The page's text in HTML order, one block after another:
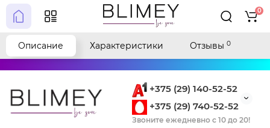
+375 (29) 140-52-52
+375 (29) 740-52-52
Звоните ежедневно с 10 до 20!
0
Описание Характеристики Отзывы 0